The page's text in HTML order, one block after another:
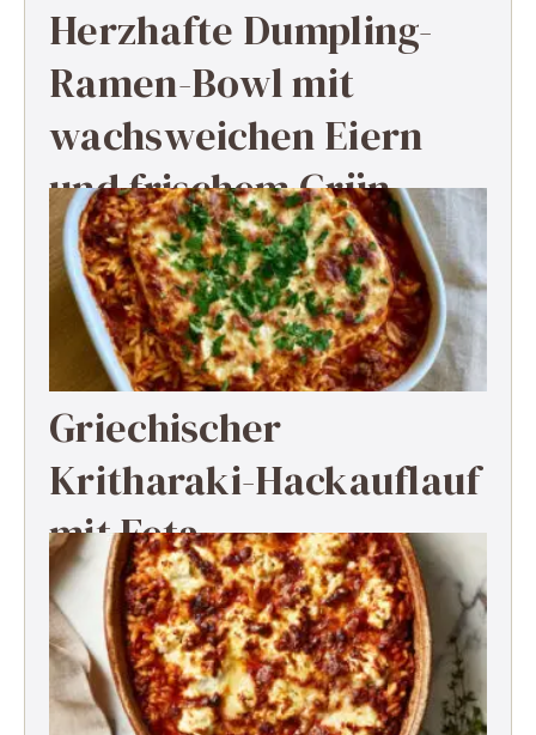
Herzhafte Dumpling-
Ramen-Bowl mit
wachsweichen Eiern
und frischem Grün
Griechischer
Kritharaki-Hackauflauf
mit Feta